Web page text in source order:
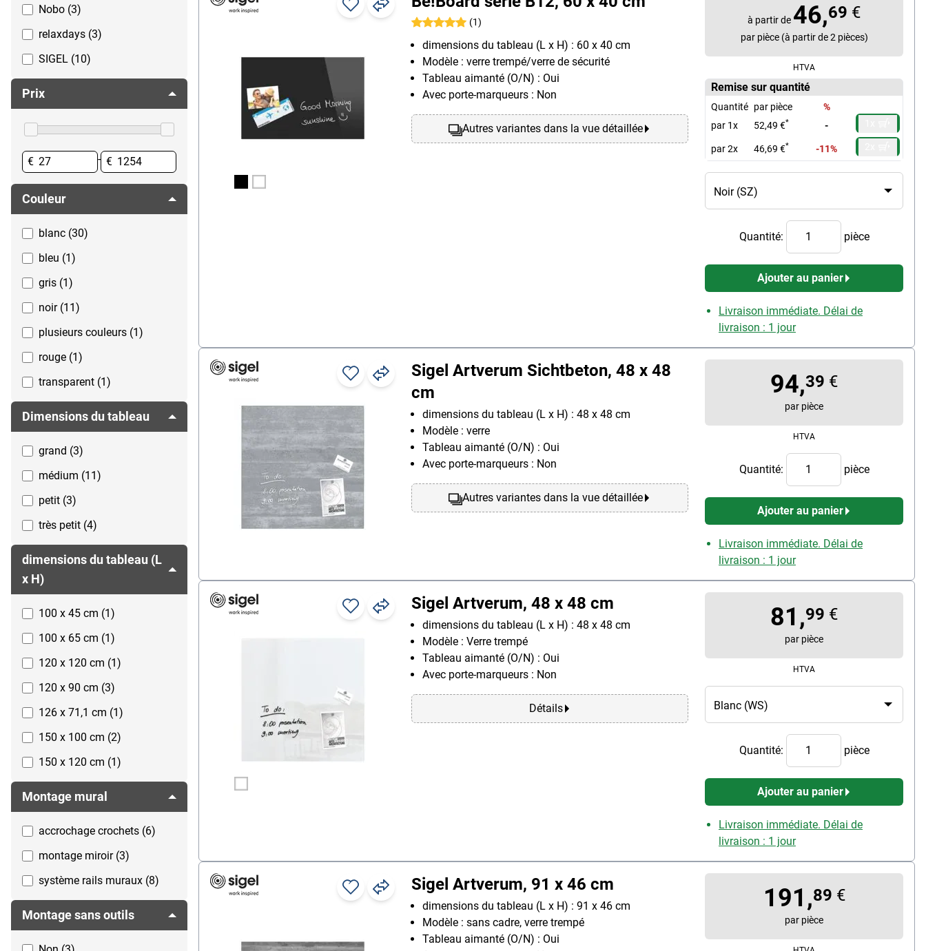
Vidéoprojecteurs & écrans
Tableaux blancs mobiles
Tableaux blancs petit
Nobo (3)
relaxdays (3)
SIGEL (10)
Prix
€ - €
Couleur
blanc (30)
bleu (1)
gris (1)
noir (11)
plusieurs couleurs (1)
rouge (1)
transparent (1)
Dimensions du tableau
grand (3)
médium (11)
petit (3)
très petit (4)
dimensions du tableau (L
x H)
100 x 45 cm (1)
100 x 65 cm (1)
120 x 120 cm (1)
120 x 90 cm (3)
126 x 71,1 cm (1)
150 x 100 cm (2)
150 x 120 cm (1)
188,3 x 105,9 cm (1)
200 x 100 cm (2)
200 x 120 cm (1)
240 x 120 cm (1)
40 x 40 cm (1)
Montage mural
accrochage crochets (6)
montage miroir (3)
système rails muraux (8)
Montage sans outils
(1)
dimensions du tableau (L x H) : 60 x 40 cm
Modèle : verre trempé/verre de sécurité
Tableau aimanté (O/N) : Oui
Avec porte-marqueurs : Non
Autres variantes dans la vue détaillée
à partir de 46,69 €
par pièce (à partir de 2 pièces)
HTVA
Remise sur quantité
Quantité par pièce
%
par 1x
52,49 €* -
par 2x 46,69 €* -11%
Quantité: pièce
Ajouter au panier
Livraison immédiate. Délai de
livraison : 1 jour
Sigel Artverum Sichtbeton, 48 x 48
cm
dimensions du tableau (L x H) : 48 x 48 cm
Modèle : verre
Tableau aimanté (O/N) : Oui
Avec porte-marqueurs : Non
Autres variantes dans la vue détaillée
94,39 €
par pièce
HTVA
Quantité: pièce
Ajouter au panier
Livraison immédiate. Délai de
livraison : 1 jour
Sigel Artverum, 48 x 48 cm
dimensions du tableau (L x H) : 48 x 48 cm
Modèle : Verre trempé
Tableau aimanté (O/N) : Oui
Avec porte-marqueurs : Non
Détails
81,99 €
par pièce
HTVA
Quantité: pièce
Ajouter au panier
Livraison immédiate. Délai de
livraison : 1 jour
Sigel Artverum, 91 x 46 cm
dimensions du tableau (L x H) : 91 x 46 cm
Modèle : sans cadre, verre trempé
Tableau aimanté (O/N) : Oui
191,89 €
par pièce